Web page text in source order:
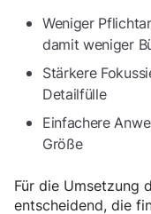
Weniger
damit weniger
Stärkere
Detailfülle
Einfachere
Größe
Für die Umsetzung
entscheidend, die